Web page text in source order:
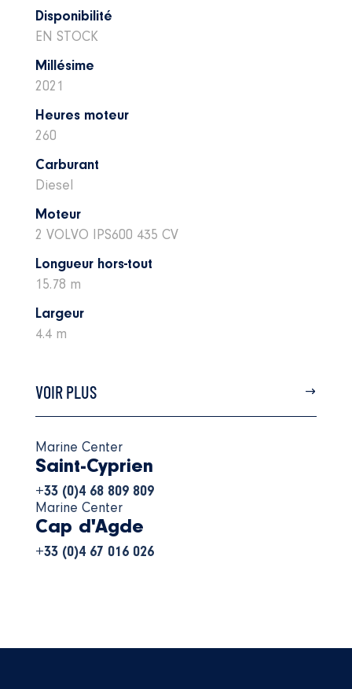
Disponibilité
EN STOCK
Millésime
2021
Heures moteur
260
Carburant
Diesel
Moteur
2 VOLVO IPS600 435 CV
Longueur hors-tout
15.78 m
Largeur
4.4 m
VOIR PLUS
Marine Center
Saint-Cyprien
+33 (0)4 68 809 809
Marine Center
Cap d'Agde
+33 (0)4 67 016 026